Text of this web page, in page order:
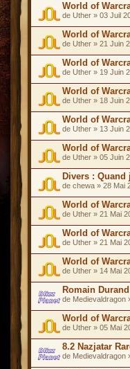
World of
de Uther » 03 Juil
World of
de Uther » 21 Juin
World of
de Uther » 19 Juin
World of
de Uther » 18 Juin
World of
de Uther » 13 Juin
World of
de Uther » 05 Juin
Divers : Quand
de chewa » 28 Mai
World of
de Uther » 21 Mai
World of
de Uther » 21 Mai
World of
de Uther » 14 Mai
Romain
de Medievaldragon
World of
de Uther » 05 Mai
8.2 Nazjatar
de Medievaldragon